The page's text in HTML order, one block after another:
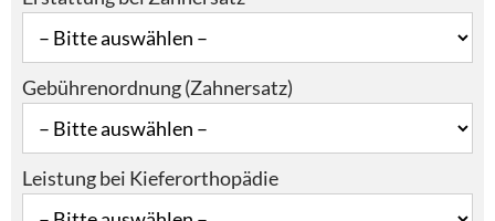
Gebührenordnung (Zahnersatz)
Leistung bei Kieferorthopädie